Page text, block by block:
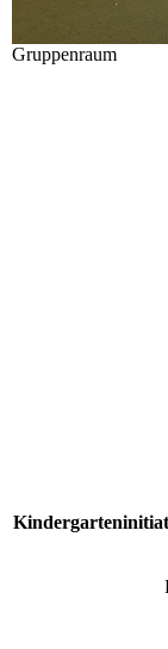
Gruppenraum